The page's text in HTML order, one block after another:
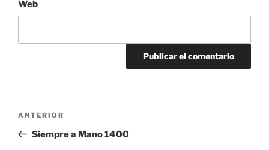
Web
entradas
Entrada
anterior:
ANTERIOR
Siempre a Mano 1400